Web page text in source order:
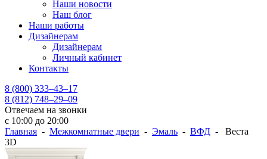
Наши новости
Наш блог
Наши работы
Дизайнерам
Дизайнерам
Личный кабинет
Контакты
8 (800) 333–43–17
8 (812) 748–29–09
Отвечаем на звонки
с 10:00 до 20:00
Главная - Межкомнатные двери - Эмаль - ВФД - Веста
3D